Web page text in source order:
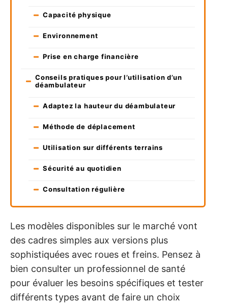
Capacité physique
Environnement
Prise en charge financière
Conseils pratiques pour l’utilisation d’un
déambulateur
Adaptez la hauteur du déambulateur
Méthode de déplacement
Utilisation sur différents terrains
Sécurité au quotidien
Consultation régulière
Les modèles disponibles sur le marché vont
des cadres simples aux versions plus
sophistiquées avec roues et freins. Pensez à
bien consulter un professionnel de santé
pour évaluer les besoins spécifiques et tester
différents types avant de faire un choix